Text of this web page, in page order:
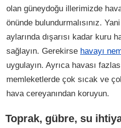
olan güneydoğu illerimizde
önünde bulundurmalısınız.
aylarında dışarısı kadar kuru
sağlayın. Gerekirse havayı
uygulayın. Ayrıca havası
memleketlerde çok sıcak ve
hava cereyanından koruyun.
Toprak, gübre, su